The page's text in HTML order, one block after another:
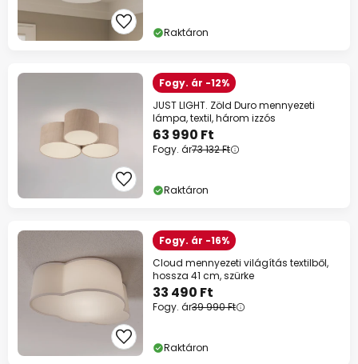
Raktáron
Fogy. ár -12%
JUST LIGHT. Zöld Duro mennyezeti
lámpa, textil, három izzós
63 990 Ft
Fogy. ár73 132 Ft
Raktáron
Fogy. ár -16%
Cloud mennyezeti világítás textilből,
hossza 41 cm, szürke
33 490 Ft
Fogy. ár39 990 Ft
Raktáron